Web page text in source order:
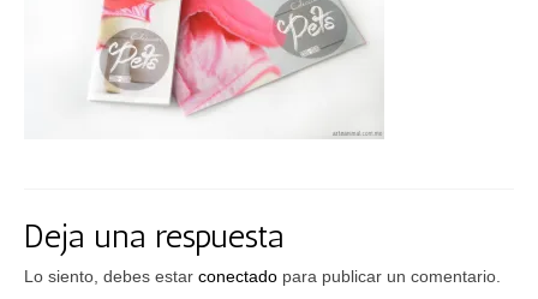
FAQs
Deja una respuesta
Lo siento, debes estar conectado para publicar un comentario.